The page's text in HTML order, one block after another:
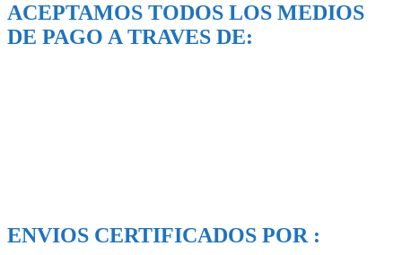
ACEPTAMOS TODOS LOS MEDIOS
DE PAGO A TRAVES DE:
ENVIOS CERTIFICADOS POR :